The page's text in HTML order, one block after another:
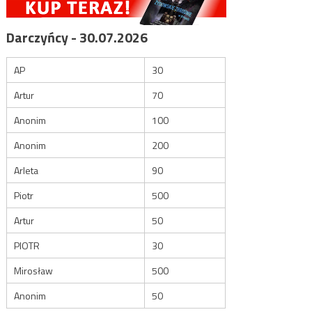
Darczyńcy - 30.07.2026
AP
30
Artur
70
Anonim
100
Anonim
200
Arleta
90
Piotr
500
Artur
50
PIOTR
30
Mirosław
500
Anonim
50